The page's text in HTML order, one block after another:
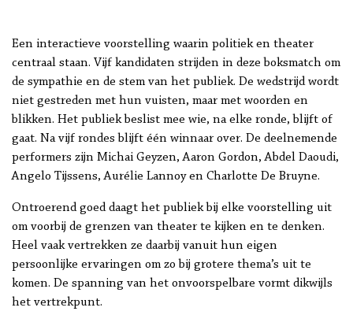
Een interactieve voorstelling waarin politiek en theater
centraal staan. Vijf kandidaten strijden in deze boksmatch om
de sympathie en de stem van het publiek. De wedstrijd wordt
niet gestreden met hun vuisten, maar met woorden en
blikken. Het publiek beslist mee wie, na elke ronde, blijft of
gaat. Na vijf rondes blijft één winnaar over. De deelnemende
performers zijn Michai Geyzen, Aaron Gordon, Abdel Daoudi,
Angelo Tijssens, Aurélie Lannoy en Charlotte De Bruyne.
Ontroerend goed daagt het publiek bij elke voorstelling uit
om voorbij de grenzen van theater te kijken en te denken.
Heel vaak vertrekken ze daarbij vanuit hun eigen
persoonlijke ervaringen om zo bij grotere thema’s uit te
komen. De spanning van het onvoorspelbare vormt dikwijls
het vertrekpunt.